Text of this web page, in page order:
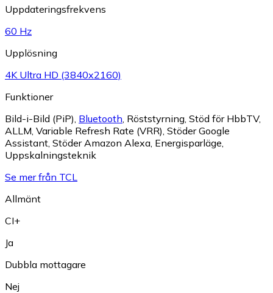
Uppdateringsfrekvens
60 Hz
Upplösning
4K Ultra HD (3840x2160)
Funktioner
Bild-i-Bild (PiP) Bluetooth Röststyrning Stöd för HbbTV,
ALLM Variable Refresh Rate (VRR) Stöder Google
Assistant Stöder Amazon Alexa Energisparläge
Uppskalningsteknik
Se mer från TCL
Allmänt
CI+
Ja
Dubbla mottagare
Nej